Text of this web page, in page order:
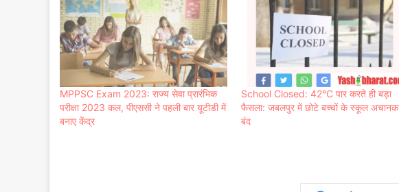
MPPSC Exam 2023: राज्य सेवा प्रारंभिक
परीक्षा 2023 कल, पीएससी ने पहली बार यूटीडी में
बनाए केंद्र
School Closed: 42°C पार करते ही बड़ा
फैसला: जबलपुर में छोटे बच्चों के स्कूल अचानक
बंद